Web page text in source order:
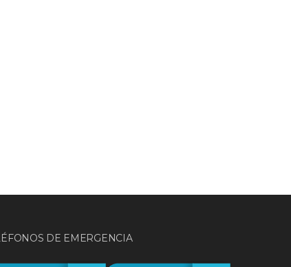
DE EMERGENCIA